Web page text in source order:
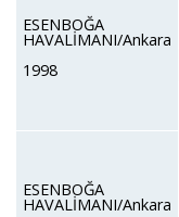
ESENBOĞA
HAVALİMANI/Ankara
1998
ESENBOĞA
HAVALİMANI/Ankara